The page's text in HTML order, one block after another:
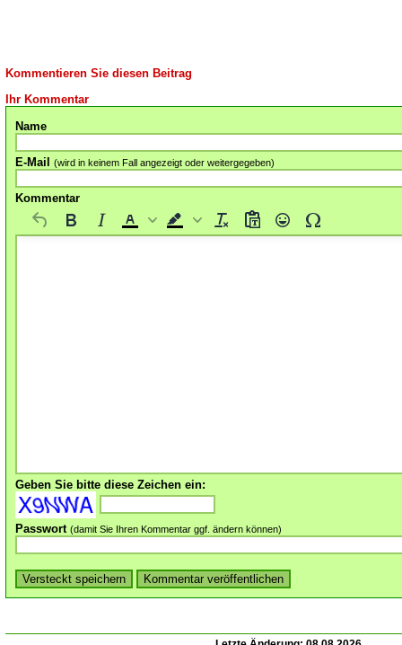
Kommentieren Sie diesen Beitrag
Ihr Kommentar
Name
E-Mail (wird in keinem Fall angezeigt oder weitergegeben)
Kommentar
Geben Sie bitte diese Zeichen ein:
Passwort (damit Sie Ihren Kommentar ggf. ändern können)